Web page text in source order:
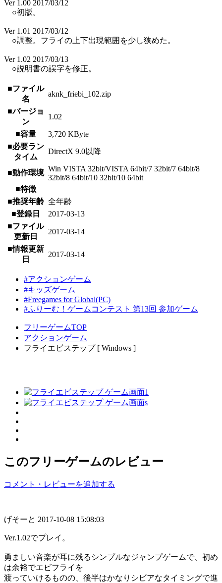
Ver 1.00 2017/03/12
○初版。
Ver 1.01 2017/03/12
○調整。フライの上下出現範囲を少し狭めた。
Ver 1.02 2017/03/13
○説明書の誤字を修正。
■ファイル
名
aknk_friebi_102.zip
■バージョ
ン
1.02
■容量
3,720 KByte
■必要ラン
タイム
DirectX 9.0以降
■動作環境 Win VISTA 32bit/VISTA 64bit/7 32bit/7 64bit/8
32bit/8 64bit/10 32bit/10 64bit
■特徴
■推奨年齢 全年齢
■登録日
2017-03-13
■ファイル
更新日
2017-03-14
■情報更新
日
2017-03-14
#アクションゲーム
#キッズゲーム
#Freegames for Global(PC)
#ふりーむ！ゲームコンテスト 第13回 参加ゲーム
フリーゲームTOP
アクションゲーム
フライエビステップ [ Windows ]
このフリーゲームのレビュー
コメント・レビューを追加する
げそーと 2017-10-08 15:08:03
Ver.1.02でプレイ。
勇ましい音楽が耳に残るシンプルなジャンプゲームで、初め
は余裕でエビフライを
渡っていけるものの、後半はかなりシビアなタイミングで進